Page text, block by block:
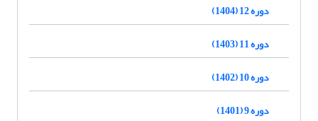
دوره 12 (1404)
دوره 11 (1403)
دوره 10 (1402)
دوره 9 (1401)